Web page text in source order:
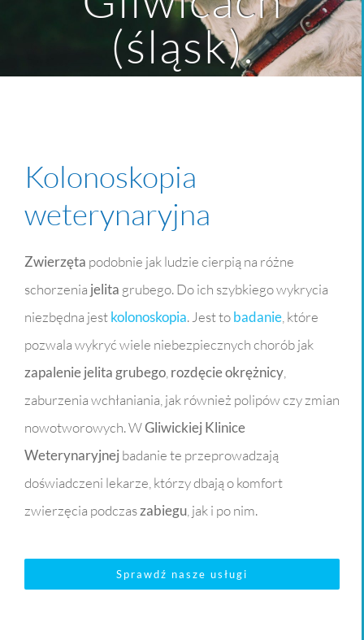
(śląsk).
Kolonoskopia
weterynaryjna
Zwierzęta podobnie jak ludzie cierpią na różne
schorzenia jelita grubego. Do ich szybkiego wykrycia
niezbędna jestkolonoskopia. Jest tobadanie , które
pozwala wykryć wiele niebezpiecznych chorób jak
zapaleniejelita grubego rozdęcieokrężnicy
zaburzenia wchłaniania, jak również polipów czy zmian
nowotworowych. WGliwickiej Klinice
Weterynaryjnej badanie te przeprowadzają
doświadczeni lekarze, którzy dbają o komfort
zwierzęcia podczaszabiegu , jak i po nim.
Sprawdź nasze usługi